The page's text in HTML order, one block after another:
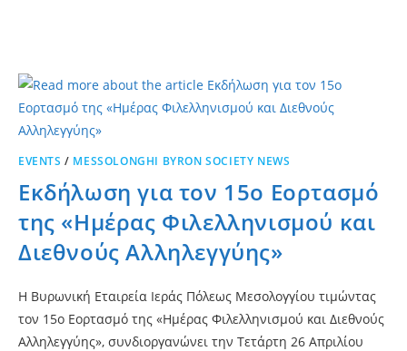
EVENTS / MESSOLONGHI BYRON SOCIETY NEWS
Εκδήλωση για τον 15ο Εορτασμό
της «Ημέρας Φιλελληνισμού και
Διεθνούς Αλληλεγγύης»
Η Βυρωνική Εταιρεία Ιεράς Πόλεως Μεσολογγίου τιμώντας
τον 15ο Εορτασμό της «Ημέρας Φιλελληνισμού και Διεθνούς
Αλληλεγγύης», συνδιοργανώνει την Τετάρτη 26 Απριλίου